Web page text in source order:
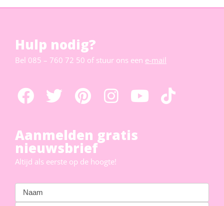
Hulp nodig?
Bel 085 – 760 72 50 of stuur ons een e-mail
Aanmelden gratis
nieuwsbrief
Altijd als eerste op de hoogte!